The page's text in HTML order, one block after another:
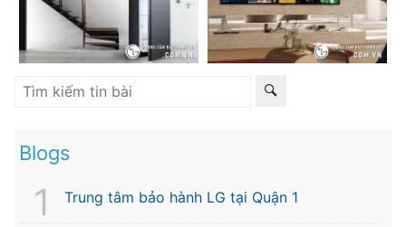
Blogs
Trung tâm bảo hành LG tại Quận 1